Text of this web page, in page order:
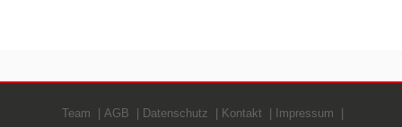
Team AGB Datenschutz Kontakt Impressum